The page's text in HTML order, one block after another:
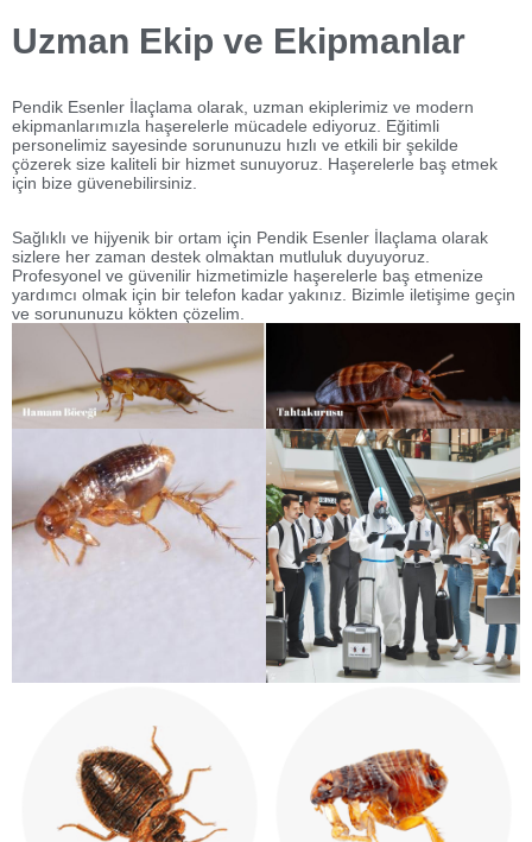
Uzman Ekip ve Ekipmanlar
Pendik Esenler İlaçlama olarak, uzman ekiplerimiz ve modern
ekipmanlarımızla haşerelerle mücadele ediyoruz. Eğitimli
personelimiz sayesinde sorununuzu hızlı ve etkili bir şekilde
çözerek size kaliteli bir hizmet sunuyoruz. Haşerelerle baş etmek
için bize güvenebilirsiniz.
Sağlıklı ve hijyenik bir ortam için Pendik Esenler İlaçlama olarak
sizlere her zaman destek olmaktan mutluluk duyuyoruz.
Profesyonel ve güvenilir hizmetimizle haşerelerle baş etmenize
yardımcı olmak için bir telefon kadar yakınız. Bizimle iletişime geçin
ve sorununuzu kökten çözelim.